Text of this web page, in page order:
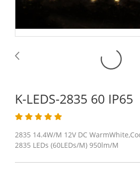
K-LEDS-2835 60 IP65
2835 14.4W/M 12V DC
2835 LEDs (60LEDs/M) 950lm/M